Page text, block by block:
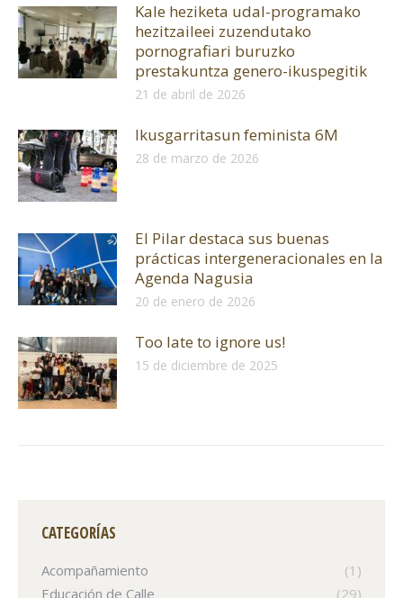
Kale heziketa udal-programako
hezitzaileei zuzendutako
pornografiari buruzko
prestakuntza genero-ikuspegitik
21 de abril de 2026
Ikusgarritasun feminista 6M
28 de marzo de 2026
El Pilar destaca sus buenas
prácticas intergeneracionales en la
Agenda Nagusia
20 de enero de 2026
Too late to ignore us!
15 de diciembre de 2025
CATEGORÍAS
Acompañamiento
(1)
Educación de Calle
(29)